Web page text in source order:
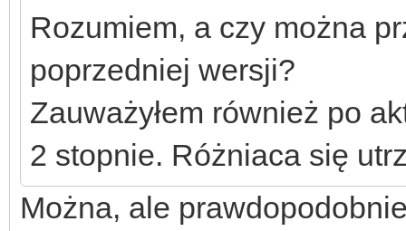
Rozumiem, a czy można
poprzedniej wersji?
Zauważyłem również po
2 stopnie. Różniaca się
Można, ale